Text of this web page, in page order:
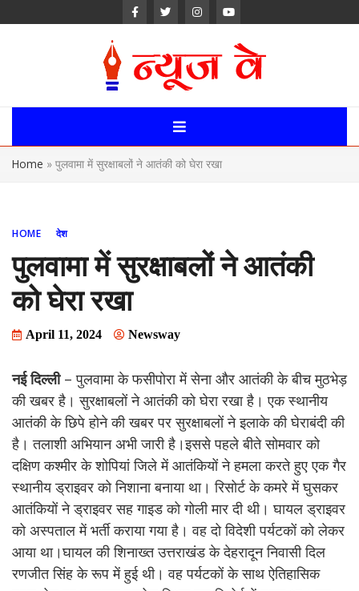
News Way:
Uttarakhand,
Portal
Home » पुलवामा में सुरक्षाबलों ने आतंकी को घेरा रखा
HOME देश
पुलवामा में सुरक्षाबलों ने आतंकी
को घेरा रखा
April 11, 2024 Newsway
नई दिल्ली– पुलवामा के फसीपोरा में सेना और आतंकी के बीच मुठभेड़
की खबर है। सुरक्षाबलों ने आतंकी को घेरा रखा है। एक स्थानीय
आतंकी के छिपे होने की खबर पर सुरक्षाबलों ने इलाके की घेराबंदी की
है। तलाशी अभियान अभी जारी है।इससे पहले बीते सोमवार को
दक्षिण कश्मीर के शोपियां जिले में आतंकियों ने हमला करते हुए एक गैर
स्थानीय ड्राइवर को निशाना बनाया था। रिसोर्ट के कमरे में घुसकर
आतंकियों ने ड्राइवर सह गाइड को गोली मार दी थी। घायल ड्राइवर
को अस्पताल में भर्ती कराया गया है। वह दो विदेशी पर्यटकों को लेकर
आया था।घायल की शिनाख्त उत्तराखंड के देहरादून निवासी दिल
रणजीत सिंह के रूप में हुई थी। वह पर्यटकों के साथ ऐतिहासिक